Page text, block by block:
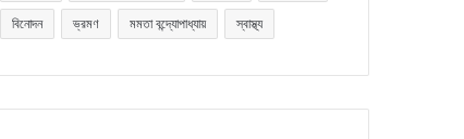
বিনোদন ভ্রমণ মমতা বন্দ্যোপাধ্যায় স্বাস্থ্য